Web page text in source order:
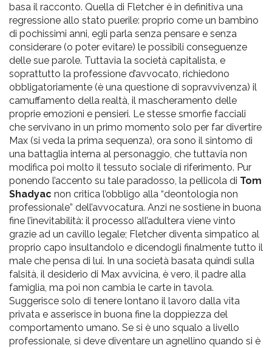
basa il racconto. Quella di Fletcher è in definitiva una
regressione allo stato puerile: proprio come un bambino
di pochissimi anni, egli parla senza pensare e senza
considerare (o poter evitare) le possibili conseguenze
delle sue parole. Tuttavia la società capitalista, e
soprattutto la professione d’avvocato, richiedono
obbligatoriamente (è una questione di sopravvivenza) il
camuffamento della realtà, il mascheramento delle
proprie emozioni e pensieri. Le stesse smorfie facciali
che servivano in un primo momento solo per far divertire
Max (si veda la prima sequenza), ora sono il sintomo di
una battaglia interna al personaggio, che tuttavia non
modifica poi molto il tessuto sociale di riferimento. Pur
ponendo l’accento su tale paradosso, la pellicola di Tom
Shadyac non critica l’obbligo alla “deontologia non
professionale” dell’avvocatura. Anzi ne sostiene in buona
fine l’inevitabilità: il processo all’adultera viene vinto
grazie ad un cavillo legale; Fletcher diventa simpatico al
proprio capo insultandolo e dicendogli finalmente tutto il
male che pensa di lui. In una società basata quindi sulla
falsità, il desiderio di Max avvicina, è vero, il padre alla
famiglia, ma poi non cambia le carte in tavola.
Suggerisce solo di tenere lontano il lavoro dalla vita
privata e asserisce in buona fine la doppiezza del
comportamento umano. Se si è uno squalo a livello
professionale, si deve diventare un agnellino quando si è